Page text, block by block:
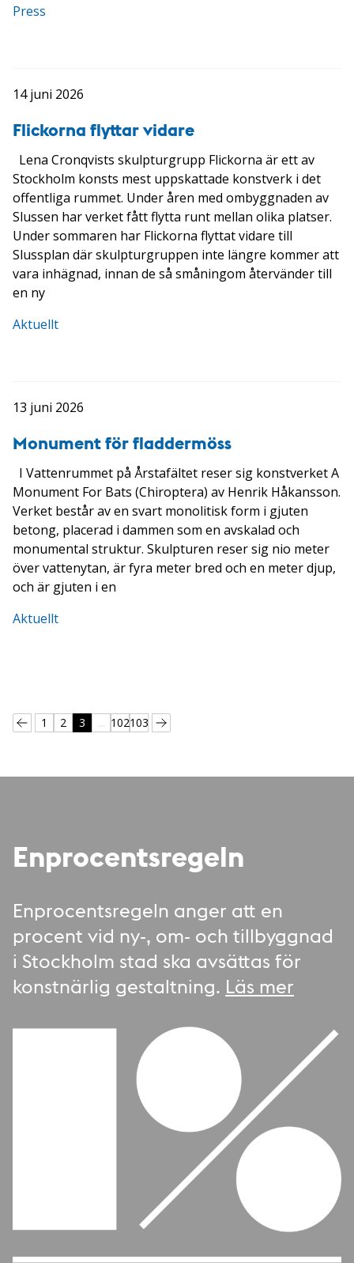
Press
14 juni 2026
Flickorna flyttar vidare
Lena Cronqvists skulpturgrupp Flickorna är ett av
Stockholm konsts mest uppskattade konstverk i det
offentliga rummet. Under åren med ombyggnaden av
Slussen har verket fått flytta runt mellan olika platser.
Under sommaren har Flickorna flyttat vidare till
Slussplan där skulpturgruppen inte längre kommer att
vara inhägnad, innan de så småningom återvänder till
en ny
Aktuellt
13 juni 2026
Monument för fladdermöss
I Vattenrummet på Årstafältet reser sig konstverket A
Monument For Bats (Chiroptera) av Henrik Håkansson.
Verket består av en svart monolitisk form i gjuten
betong, placerad i dammen som en avskalad och
monumental struktur. Skulpturen reser sig nio meter
över vattenytan, är fyra meter bred och en meter djup,
och är gjuten i en
Aktuellt
1 2 3 ... 102103
Enprocentsregeln
Enprocentsregeln anger att en
procent vid ny-, om- och tillbyggnad
i Stockholm stad ska avsättas för
konstnärlig gestaltning. Läs mer